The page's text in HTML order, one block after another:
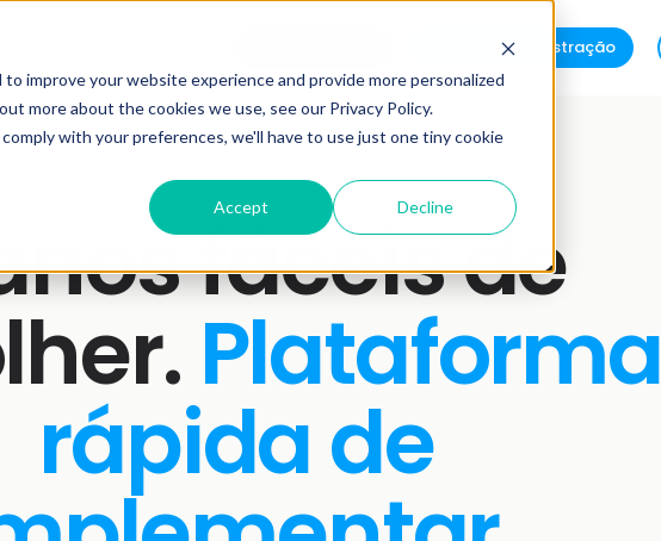
improve your website experience and provide more personalized
more about the cookies we use, see our Privacy Policy.
with your preferences, we'll have to use just one tiny cookie
Accept Decline
Agendar demonstração
fáceis de
Plataforma
rápida de